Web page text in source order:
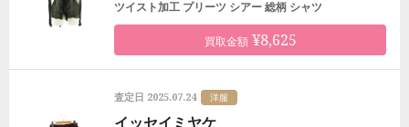
ツイスト加工 プリーツ シアー 総柄 シャツ
買取金額¥8,625
査定日 2025.07.24 洋服
イッセイミヤケ